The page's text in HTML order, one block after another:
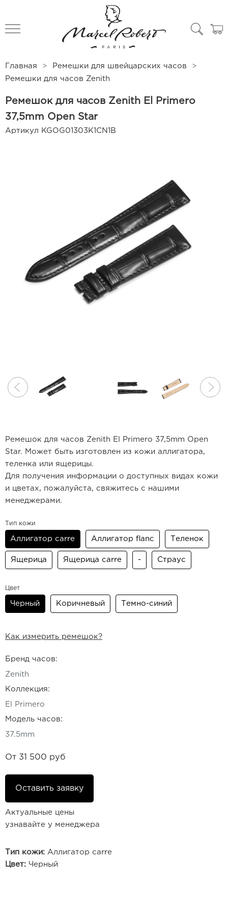
Главная
Ремешки для швейцарских часов
Ремешки для часов Zenith
Ремешок для часов Zenith El Primero
37,5mm Open Star
Артикул KGOG01303K1CN1B
Ремешок для часов Zenith El Primero 37,5mm Open
Star. Может быть изготовлен из кожи аллигатора,
теленка или ящерицы.
Для получения информации о доступных видах кожи
и цветах, пожалуйста, свяжитесь с нашими
менеджерами.
Тип кожи
Аллигатор carre Аллигатор flanc Теленок
Ящерица Ящерица carre - Страус
Цвет
Черный Коричневый Темно-синий
Как измерить ремешок?
Бренд часов:
Zenith
Коллекция:
El Primero
Модель часов:
37.5mm
От 31 500 руб
Оставить заявку
Актуальные цены
узнавайте у менеджера
Тип кожи: Аллигатор carre
Цвет: Черный